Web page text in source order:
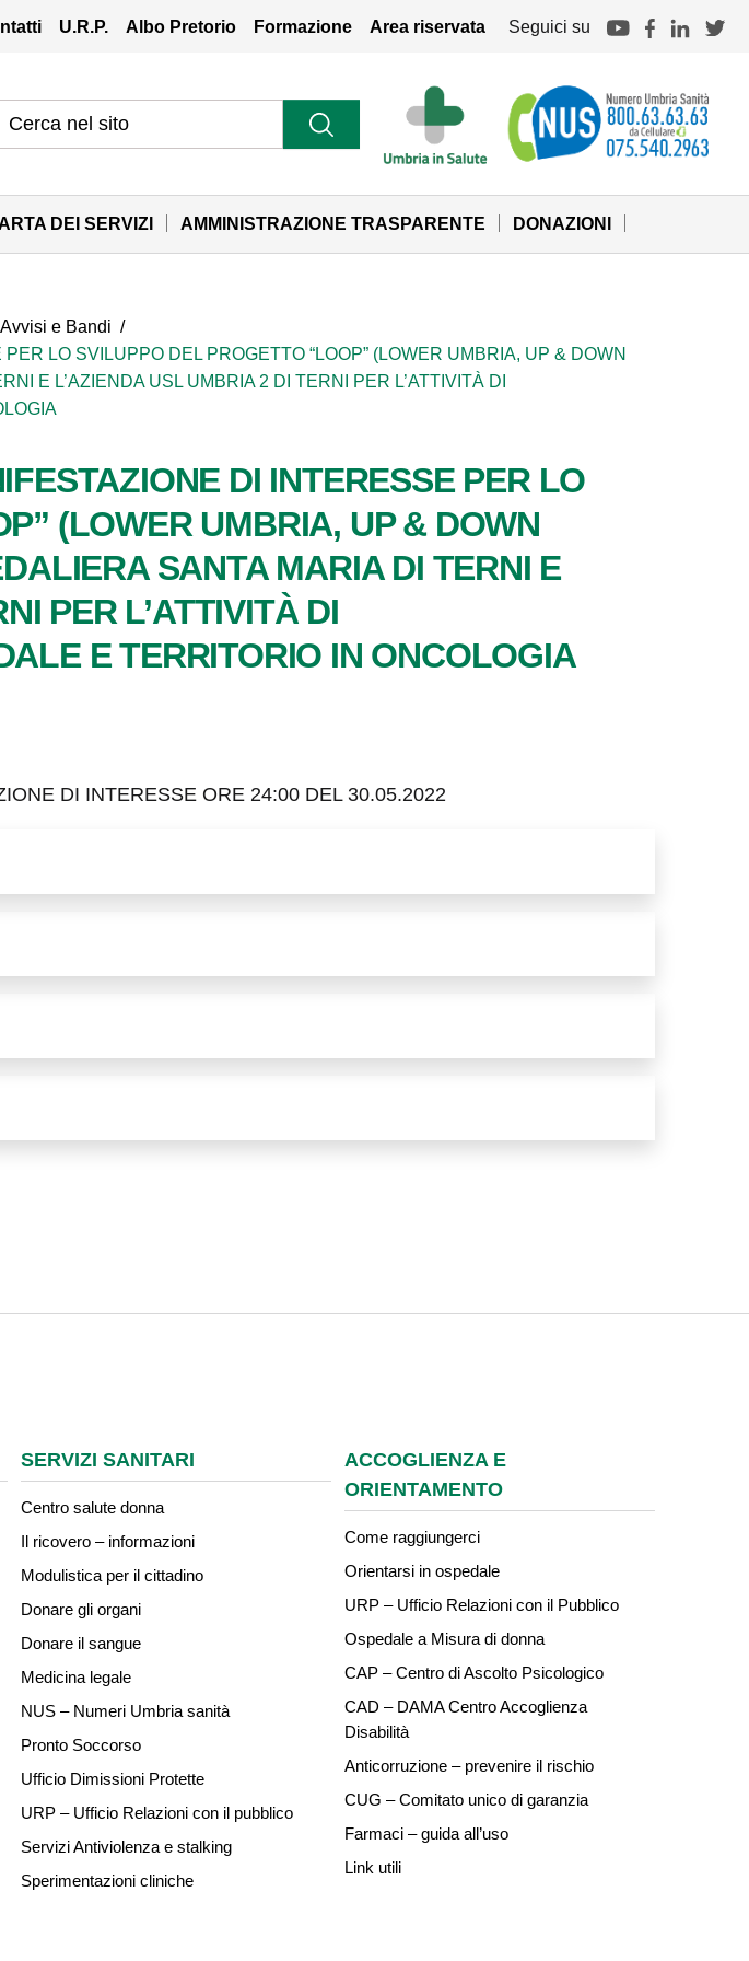
U.R.P. Albo Pretorio Formazione Area riservata Seguici su
DEI SERVIZI AMMINISTRAZIONE TRASPARENTE
DONAZIONI
Avvisi e Bandi /
LO SVILUPPO DEL PROGETTO “LOOP” (LOWER UMBRIA, UP & DOWN
E L’AZIENDA USL UMBRIA 2 DI TERNI PER L’ATTIVITÀ DI
DI INTERESSE PER LO
(LOWER UMBRIA, UP & DOWN
SANTA MARIA DI TERNI E
PER L’ATTIVITÀ DI
E TERRITORIO IN ONCOLOGIA
DI INTERESSE ORE 24:00 DEL 30.05.2022
SERVIZI SANITARI
Centro salute donna
Il ricovero – informazioni
Modulistica per il cittadino
Donare gli organi
Donare il sangue
Medicina legale
NUS – Numeri Umbria sanità
Pronto Soccorso
Ufficio Dimissioni Protette
URP – Ufficio Relazioni con il pubblico
Servizi Antiviolenza e stalking
Sperimentazioni cliniche
ACCOGLIENZA E
ORIENTAMENTO
Come raggiungerci
Orientarsi in ospedale
URP – Ufficio Relazioni con il Pubblico
Ospedale a Misura di donna
CAP – Centro di Ascolto Psicologico
CAD – DAMA Centro Accoglienza
Disabilità
Anticorruzione – prevenire il rischio
CUG – Comitato unico di garanzia
Farmaci – guida all’uso
Link utili